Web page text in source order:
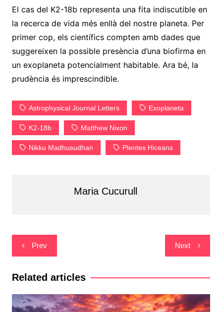
El cas del K2-18b representa una fita indiscutible en
la recerca de vida més enllà del nostre planeta. Per
primer cop, els científics compten amb dades que
suggereixen la possible presència d’una biofirma en
un exoplaneta potencialment habitable. Ara bé, la
prudència és imprescindible.
Astrophysical Journal Letters Exoplaneta
K2-18b Matthew Nixon
Nikku Madhusudhan Plentes Hiceans
Maria Cucurull
Navegació
d'entrades
Prev Next
Related articles